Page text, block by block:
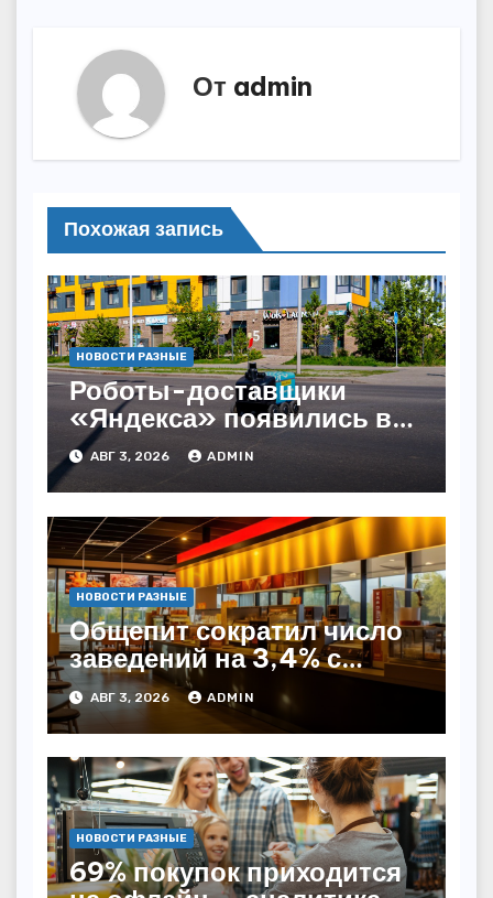
От admin
Похожая запись
НОВОСТИ РАЗНЫЕ
Роботы-доставщики
«Яндекса» появились в
Казахстане
АВГ 3, 2026 ADMIN
НОВОСТИ РАЗНЫЕ
Общепит сократил число
заведений на 3,4% с
начала года — INFOLine
АВГ 3, 2026 ADMIN
НОВОСТИ РАЗНЫЕ
69% покупок приходится